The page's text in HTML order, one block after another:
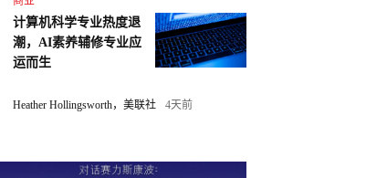
计算机科学专业热度退
潮，AI素养辅修专业应
运而生
Heather Hollingsworth，美联社 4天前